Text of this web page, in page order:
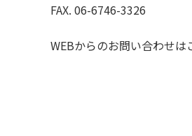
FAX. 06-6746-3326
WEBからのお問い合わせは